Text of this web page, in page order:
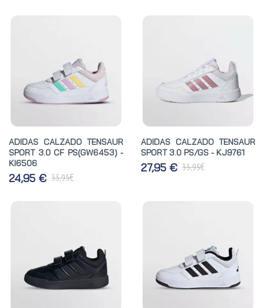
ADIDAS CALZADO TENSAUR
SPORT 3.0 CF PS(GW6453) -
KI6506
24,95 € 33,95€
ADIDAS CALZADO TENSAUR
SPORT 3.0 PS/GS - KJ9761
27,95 € 35,95€